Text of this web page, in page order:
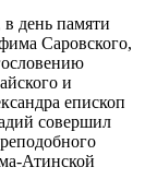
в день памяти
Саровского,
и
епископ
совершил
Атинской